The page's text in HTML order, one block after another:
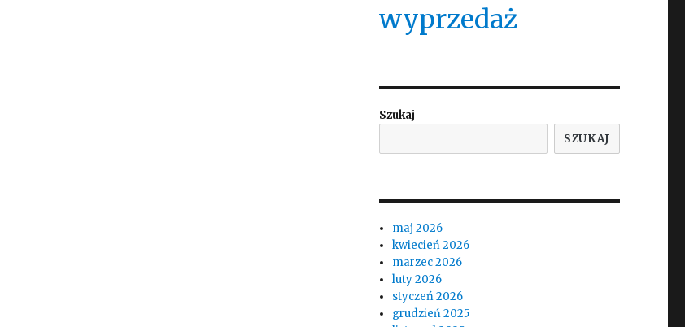
wyprzedaż
Szukaj
SZUKAJ
maj 2026
kwiecień 2026
marzec 2026
luty 2026
styczeń 2026
grudzień 2025